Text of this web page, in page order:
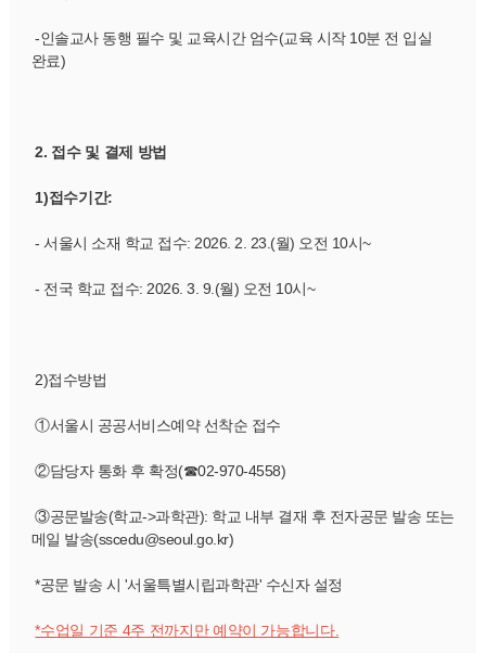
-인솔교사 동행 필수 및 교육시간 엄수(교육 시작 10분 전 입실
완료)
2. 접수 및 결제 방법
1)접수기간:
- 서울시 소재 학교 접수: 2026. 2. 23.(월) 오전 10시~
- 전국 학교 접수: 2026. 3. 9.(월) 오전 10시~
2)접수방법
①서울시 공공서비스예약 선착순 접수
②담당자 통화 후 확정(☎02-970-4558)
③공문발송(학교->과학관): 학교 내부 결재 후 전자공문 발송 또는
메일 발송(sscedu@seoul.go.kr)
*공문 발송 시 '서울특별시립과학관' 수신자 설정
*수업일 기준 4주 전까지만 예약이 가능합니다.